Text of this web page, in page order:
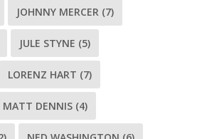
JOHNNY MERCER (7)
JULE STYNE (5)
LORENZ HART (7)
MATT DENNIS (4)